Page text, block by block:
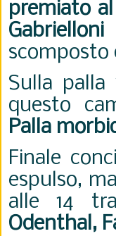
premiato
Gabrielloni
scomposto
Sulla palla
questo
Palla
Finale
espulso,
alle 14
Odenthal,